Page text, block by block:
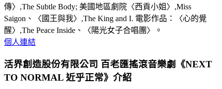
傳〉,The Subtle Body; 美國地區劇院〈西貢小姐〉,Miss
Saigon、〈國王與我〉,The King and I. 電影作品：〈心的覺
醒〉,The Peace Inside、〈陽光女子合唱團〉。
個人連結
活界創造股份有限公司 百老匯搖滾音樂劇《NEXT
TO NORMAL 近乎正常》介紹